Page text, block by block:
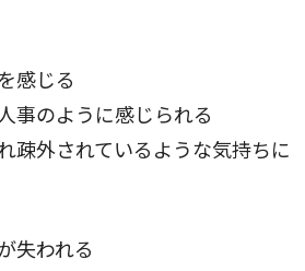
感じる
事のように感じられる
疎外されているような気持ちに
失われる